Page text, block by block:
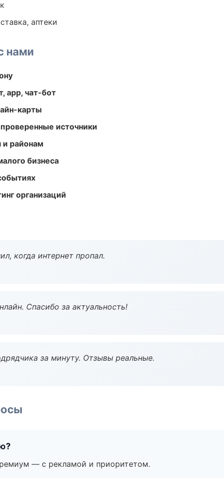
аптеки
нами
app, чат-бот
карты
источники
и районам
бизнеса
организаций
когда интернет пропал.
Спасибо за актуальность!
за минуту. Отзывы реальные.
— с рекламой и приоритетом.